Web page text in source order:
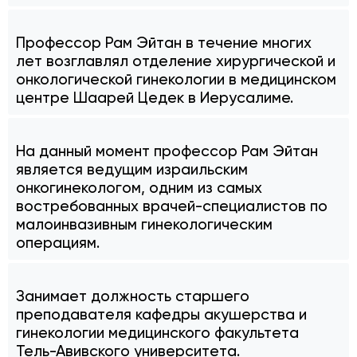
Профессор Рам Эйтан в течение многих
лет возглавлял отделение хирургической и
онкологической гинекологии в медицинском
центре Шаарей Цедек в Иерусалиме.
На данный момент профессор Рам Эйтан
является ведущим израильским
онкогинекологом, одним из самых
востребованных врачей-специалистов по
малоинвазивным гинекологическим
операциям.
Занимает должность старшего
преподавателя кафедры акушерства и
гинекологии медицинского факультета
Тель-Авивского университета.